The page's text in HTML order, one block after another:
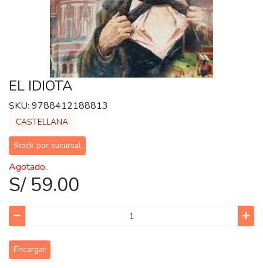
EL IDIOTA
SKU: 9788412188813
CASTELLANA
Stock por sucursal
Agotado.
S/ 59.00
Encargar